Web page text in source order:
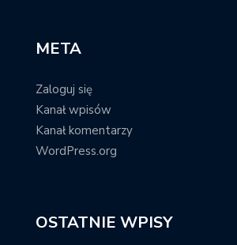
META
Zaloguj się
Kanał wpisów
Kanał komentarzy
WordPress.org
OSTATNIE WPISY